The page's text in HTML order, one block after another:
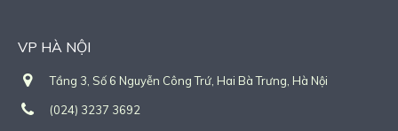
VP HÀ NỘI
Tầng 3, Số 6 Nguyễn Công Trứ, Hai Bà Trưng, Hà Nội
(024) 3237 3692